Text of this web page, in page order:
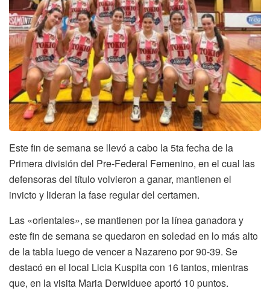
Este fin de semana se llevó a cabo la 5ta fecha de la
Primera división del Pre-Federal Femenino, en el cual las
defensoras del título volvieron a ganar, mantienen el
invicto y lideran la fase regular del certamen.
Las «orientales», se mantienen por la línea ganadora y
este fin de semana se quedaron en soledad en lo más alto
de la tabla luego de vencer a Nazareno por 90-39. Se
destacó en el local Licia Kuspita con 16 tantos, mientras
que, en la visita Maria Derwiduee aportó 10 puntos.